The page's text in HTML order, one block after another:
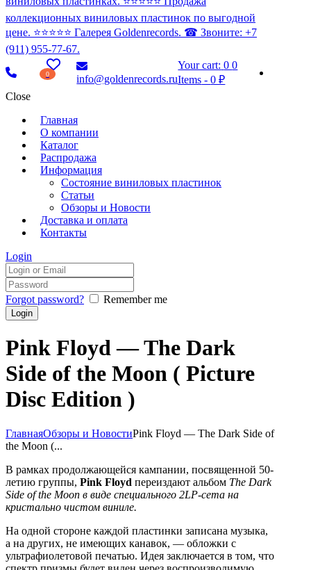
коллекционных виниловых пластинок по выгодной
цене. ⭐️⭐️⭐️⭐️⭐️ Галерея Goldenrecords. ☎ Звоните: +7
(911) 955-77-67.
0 info@goldenrecords.ru
Your cart: 00
Items -0 ₽
Close
Главная
О компании
Каталог
Распродажа
Информация
Состояние виниловых пластинок
Статьи
Обзоры и Новости
Доставка и оплата
Контакты
Login
Forgot password? Remember me
Pink Floyd — The Dark
Side of the Moon ( Picture
Disc Edition )
ГлавнаяОбзоры и НовостиPink Floyd — The Dark Side of
the Moon (...
В рамках продолжающейся кампании, посвященной 50-
летию группы, Pink Floyd переиздают альбом The Dark
Side of the Moon в виде специального 2LP-сета на
кристально чистом виниле.
На одной стороне каждой пластинки записана музыка,
а на других, не имеющих канавок, — обложки с
ультрафиолетовой печатью. Идея заключается в том, что